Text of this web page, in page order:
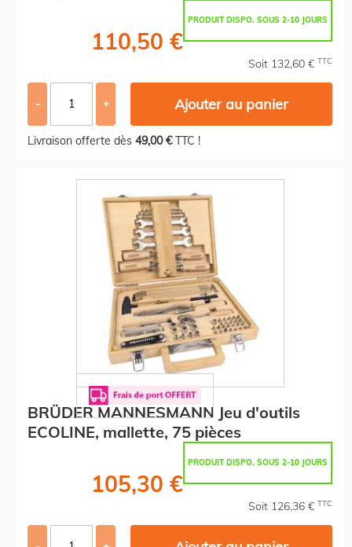
PRODUIT DISPO. SOUS 2-10 JOURS
110,50 €
Soit 132,60 € TTC
- + Ajouter au panier
Livraison offerte dès 49,00 €TTC !
BRÜDER MANNESMANN Jeu d'outils
ECOLINE, mallette, 75 pièces
PRODUIT DISPO. SOUS 2-10 JOURS
105,30 €
Soit 126,36 € TTC